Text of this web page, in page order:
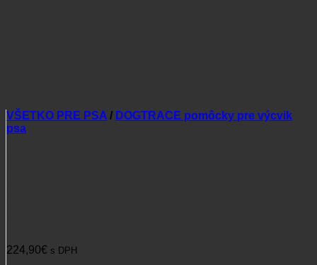
VŠETKO PRE PSA / DOGTRACE pomôcky pre výcvik
psa
224,90€ s DPH